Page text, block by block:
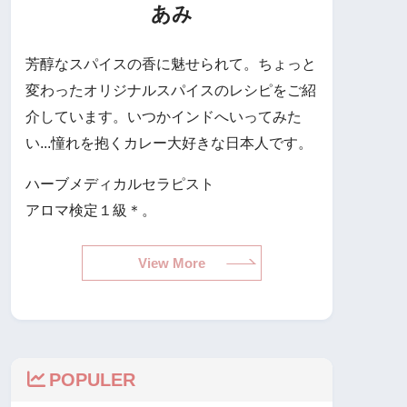
あみ
芳醇なスパイスの香に魅せられて。ちょっと
変わったオリジナルスパイスのレシピをご紹
介しています。いつかインドへいってみた
い...憧れを抱くカレー大好きな日本人です。
ハーブメディカルセラピスト
アロマ検定１級＊。
View More
POPULER